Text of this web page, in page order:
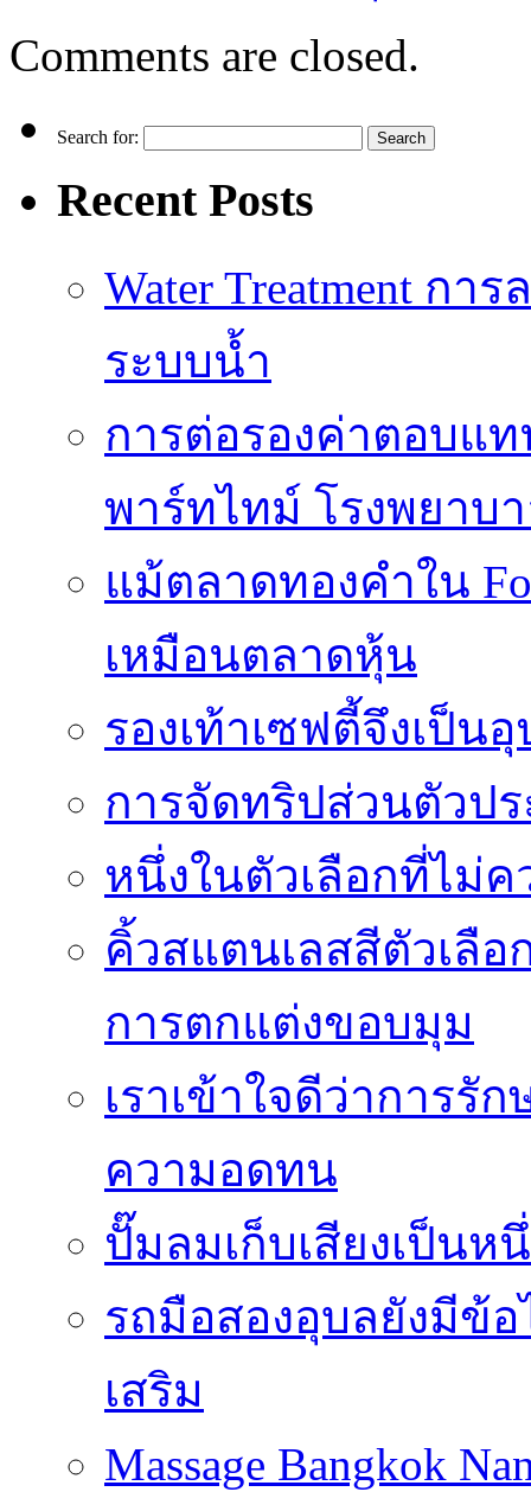
Comments are closed.
Search for:
Recent Posts
Water Treatment ก
ระบบน้ำ
การต่อรองค่าตอบแ
พาร์ทไทม์ โรงพยาบ
แม้ตลาดทองคำใน
เหมือนตลาดหุ้น
รองเท้าเซฟตี้จึงเป็
การจัดทริปส่วนตัวป
หนึ่งในตัวเลือกที่ไม่ค
คิ้วสแตนเลสสีตัวเลื
การตกแต่งขอบมุม
เราเข้าใจดีว่าการรั
ความอดทน
ปั๊มลมเก็บเสียงเป็น
รถมือสองอุบลยังมีข้อ
เสริม
Massage Bangkok